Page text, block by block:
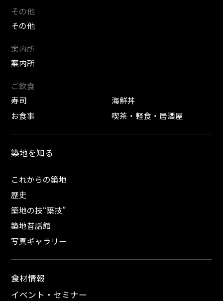
その他
その他
案内所
案内所
ご飲食
寿司
海鮮丼
お食事
喫茶・軽食・居酒屋
築地を知る
これからの築地
歴史
築地の技“築技”
築地昔話館
写真ギャラリー
食材情報
イベント・セミナー